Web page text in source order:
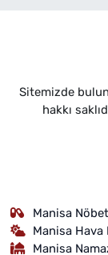
Sitemizde
hakkı
Manisa
Manisa Hava
Manisa